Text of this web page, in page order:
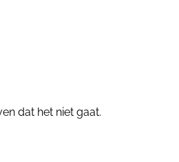
dat het niet gaat.